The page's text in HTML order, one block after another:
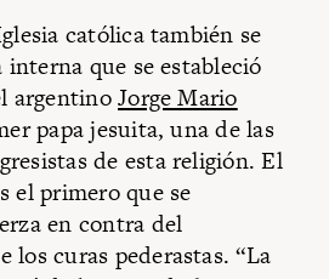
católica también se
que se estableció
argentinoJorge Mario
papa jesuita, una de las
de esta religión. El
el primero que se
en contra del
los curas pederastas. “La